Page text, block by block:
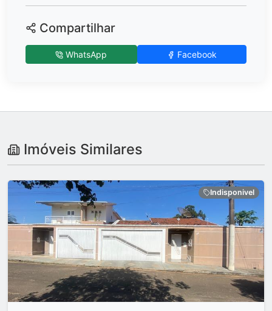
Compartilhar
WhatsApp Facebook
Imóveis Similares
Indisponivel